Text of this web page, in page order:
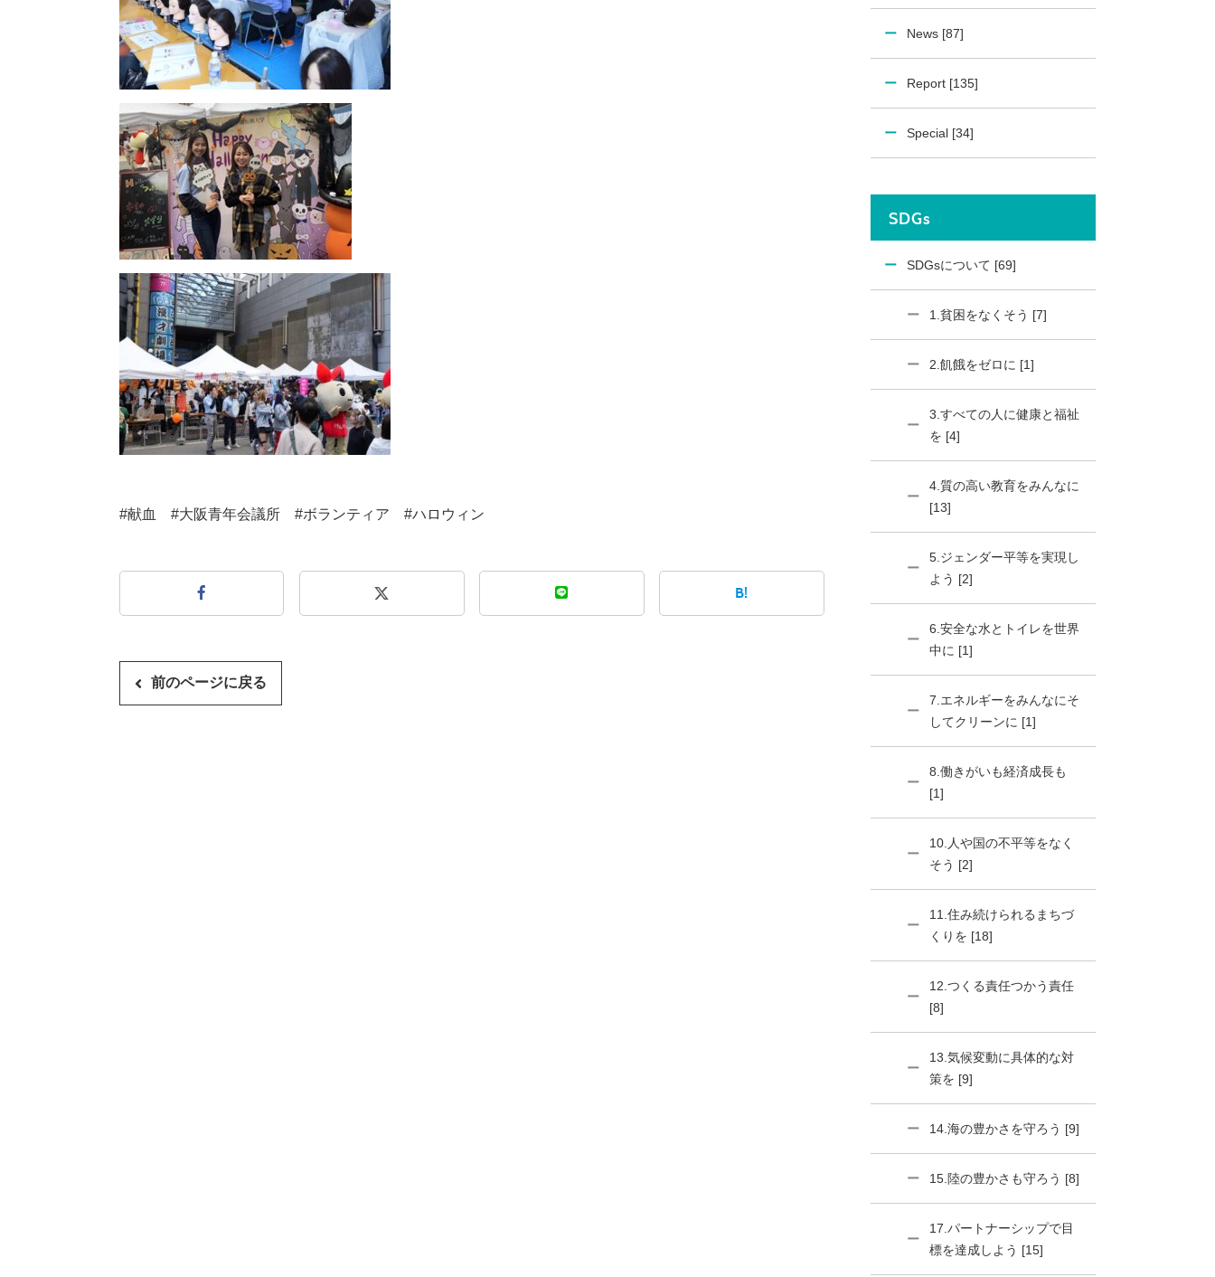
#献血 #大阪青年会議所 #ボランティア #ハロウィン
B!
前のページに戻る
News [87]
Report [135]
Special [34]
SDGs
SDGsについて [69]
1.貧困をなくそう [7]
2.飢餓をゼロに [1]
3.すべての人に健康と福祉
を [4]
4.質の高い教育をみんなに
[13]
5.ジェンダー平等を実現し
よう [2]
6.安全な水とトイレを世界
中に [1]
7.エネルギーをみんなにそ
してクリーンに [1]
8.働きがいも経済成長も
[1]
10.人や国の不平等をなく
そう [2]
11.住み続けられるまちづ
くりを [18]
12.つくる責任つかう責任
[8]
13.気候変動に具体的な対
策を [9]
14.海の豊かさを守ろう [9]
15.陸の豊かさも守ろう [8]
17.パートナーシップで目
標を達成しよう [15]